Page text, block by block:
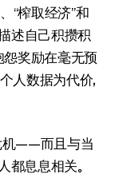
“榨取经济”和
述自己积攒积
怨奖励在毫无预
人数据为代价，
机——而且与当
都息息相关。